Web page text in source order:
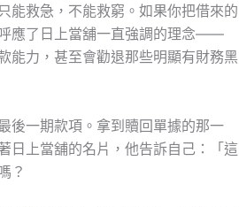
能救急，不能救窮。如果你把借來的
應了日上當舖一直強調的理念——
能力，甚至會勸退那些明顯有財務黑
後一期款項。拿到贖回單據的那一
日上當舖的名片，他告訴自己：「這
？